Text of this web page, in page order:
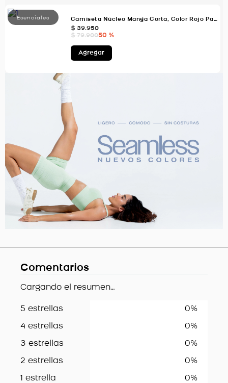
Camiseta Núcleo Manga Corta, Color Rojo Para Hombre
$ 39.950
$ 79.90050 %
Agregar
Comentarios
Cargando el resumen…
5 estrellas 0%
4 estrellas 0%
3 estrellas 0%
2 estrellas 0%
1 estrella 0%